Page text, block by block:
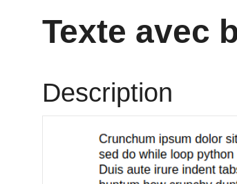
Texte avec
Description